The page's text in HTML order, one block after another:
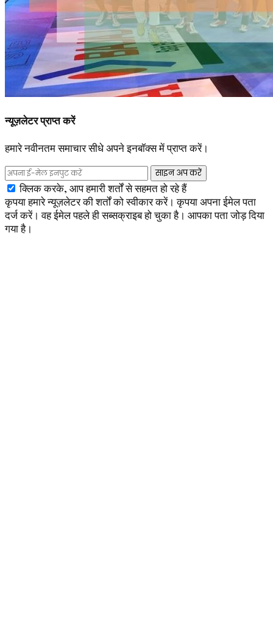
न्यूज़लेटर प्राप्त करें
हमारे नवीनतम समाचार सीधे अपने इनबॉक्स में प्राप्त करें।
साइन अप करें
क्लिक करके, आप हमारी शर्तों से सहमत हो रहे हैं
कृपया हमारे न्यूज़लेटर की शर्तों को स्वीकार करें। कृपया अपना ईमेल पता
दर्ज करें। वह ईमेल पहले ही सब्सक्राइब हो चुका है। आपका पता जोड़ दिया
गया है।